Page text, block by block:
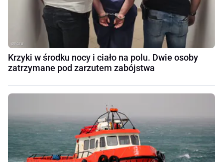
Krzyki w środku nocy i ciało na polu. Dwie osoby
zatrzymane pod zarzutem zabójstwa